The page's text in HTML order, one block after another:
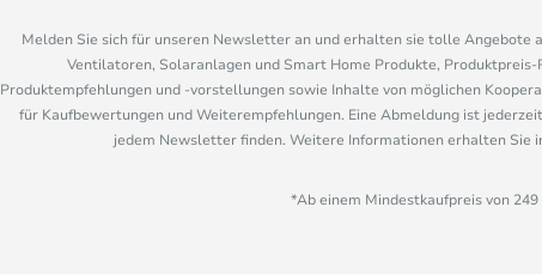
Melden Sie sich für unseren Newsletter an und erhalten sie tolle Angebote
Ventilatoren, Solaranlagen und Smart Home Produkte,
Produktempfehlungen und -vorstellungen sowie Inhalte von möglichen
für Kaufbewertungen und Weiterempfehlungen. Eine Abmeldung ist
jedem Newsletter finden. Weitere Informationen erhalten Sie
*Ab einem Mindestkaufpreis von 249